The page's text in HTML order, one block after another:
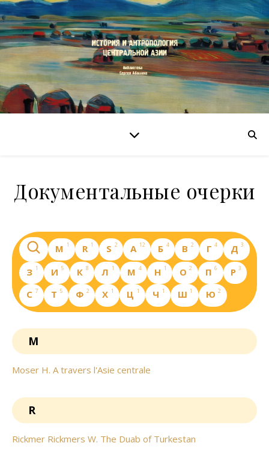
Документальные очерки
M 1 R 1 S 2 А 12 Б 4 В 2 Г 4 Д 3
З 1 И 5 К 8 Л 1 М 4 Н 1 О 2 П 6 Р 3
С 7 Т 5 Ф 2 Х 1 Ц 1 Ч 1 Ш 1 Ю 2
M
Moser H. A travers l'Asie centrale
R
Rickmer Rickmers W. The Duab of Turkestan